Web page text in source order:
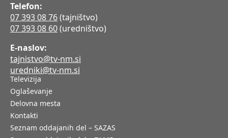
Telefon:
07 393 08 76(tajništvo)
07 393 08 60(uredništvo)
E-naslov:
tajnistvo@tv-nm.si
uredniki@tv-nm.si
Televizija
Oglaševanje
Delovna mesta
Kontakti
Seznam oddajanih del – SAZAS